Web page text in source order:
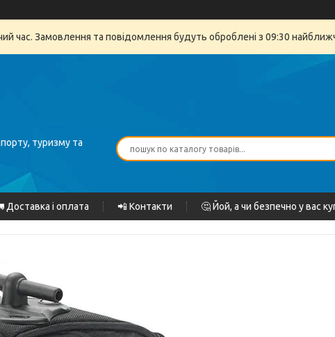
час. Замовлення та повідомлення будуть оброблені з 09:30
туризму та
Доставка і оплата 📲 Контакти 🤔 Йой, а чи безпечно у вас